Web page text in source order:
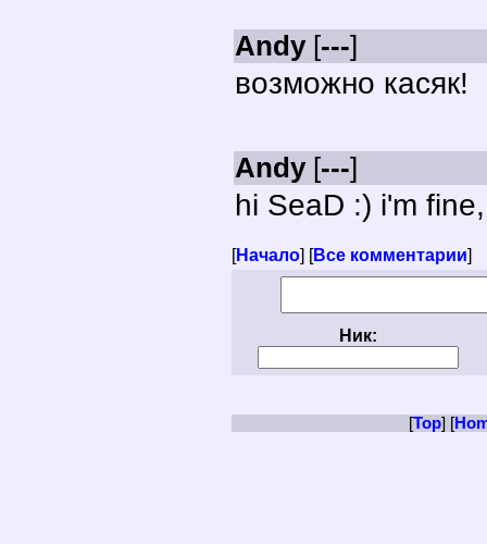
Andy[---]
возможно касяк!
Andy[---]
hi SeaD :) i'm
[Начало] [Все комментарии]
Ник:
[Top] [